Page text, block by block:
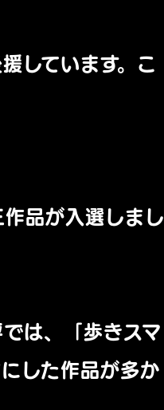
しています。こ
品が入選しまし
は、「歩きスマ
した作品が多か